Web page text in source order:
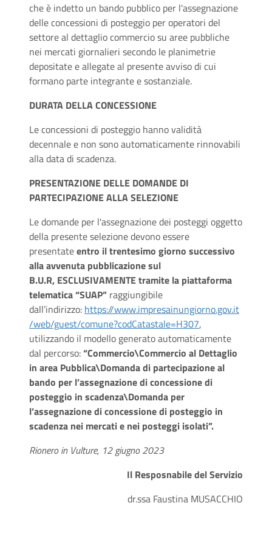
che è indetto un bando pubblico per l'assegnazione
delle concessioni di posteggio per operatori del
settore al dettaglio commercio su aree pubbliche
nei mercati giornalieri secondo le planimetrie
depositate e allegate al presente avviso di cui
formano parte integrante e sostanziale.
DURATA DELLA CONCESSIONE
Le concessioni di posteggio hanno validità
decennale e non sono automaticamente rinnovabili
alla data di scadenza.
PRESENTAZIONE DELLE DOMANDE DI
PARTECIPAZIONE ALLA SELEZIONE
Le domande per l'assegnazione dei posteggi oggetto
della presente selezione devono essere
presentateentro il trentesimo giorno successivo
alla avvenuta pubblicazione sul
B.U.R, ESCLUSIVAMENTEtramite la piattaforma
telematica “SUAP” raggiungibile
dall’indirizzo: https://www.impresainungiorno.gov.it
/web/guest/comune?codCatastale=H307,
utilizzando il modello generato automaticamente
dal percorso:“Commercio\Commercio al Dettaglio
in area Pubblica\Domanda di partecipazione al
bando per l’assegnazione di concessione di
posteggio in scadenza\Domanda per
l’assegnazione di concessione di posteggio in
scadenza nei mercati e nei posteggi isolati”.
Rionero in Vulture, 12 giugno 2023
Il Resposnabile del Servizio
dr.ssa Faustina MUSACCHIO